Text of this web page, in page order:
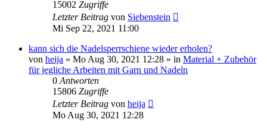
15002 Zugriffe
Letzter Beitrag von Siebenstein
Mi Sep 22, 2021 11:00
kann sich die Nadelsperrschiene wieder erholen?
von heija » Mo Aug 30, 2021 12:28 » in Material + Zubehör
für jegliche Arbeiten mit Garn und Nadeln
0 Antworten
15806 Zugriffe
Letzter Beitrag von heija
Mo Aug 30, 2021 12:28